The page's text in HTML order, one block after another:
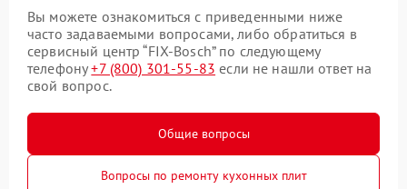
Вы можете ознакомиться с приведенными ниже
часто задаваемыми вопросами, либо обратиться в
сервисный центр “FIX-Bosch” по следующему
телефону+7 (800) 301-55-83 если не нашли ответ на
свой вопрос.
Общие вопросы
Вопросы по ремонту кухонных плит